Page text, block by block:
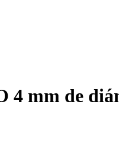
4 mm de